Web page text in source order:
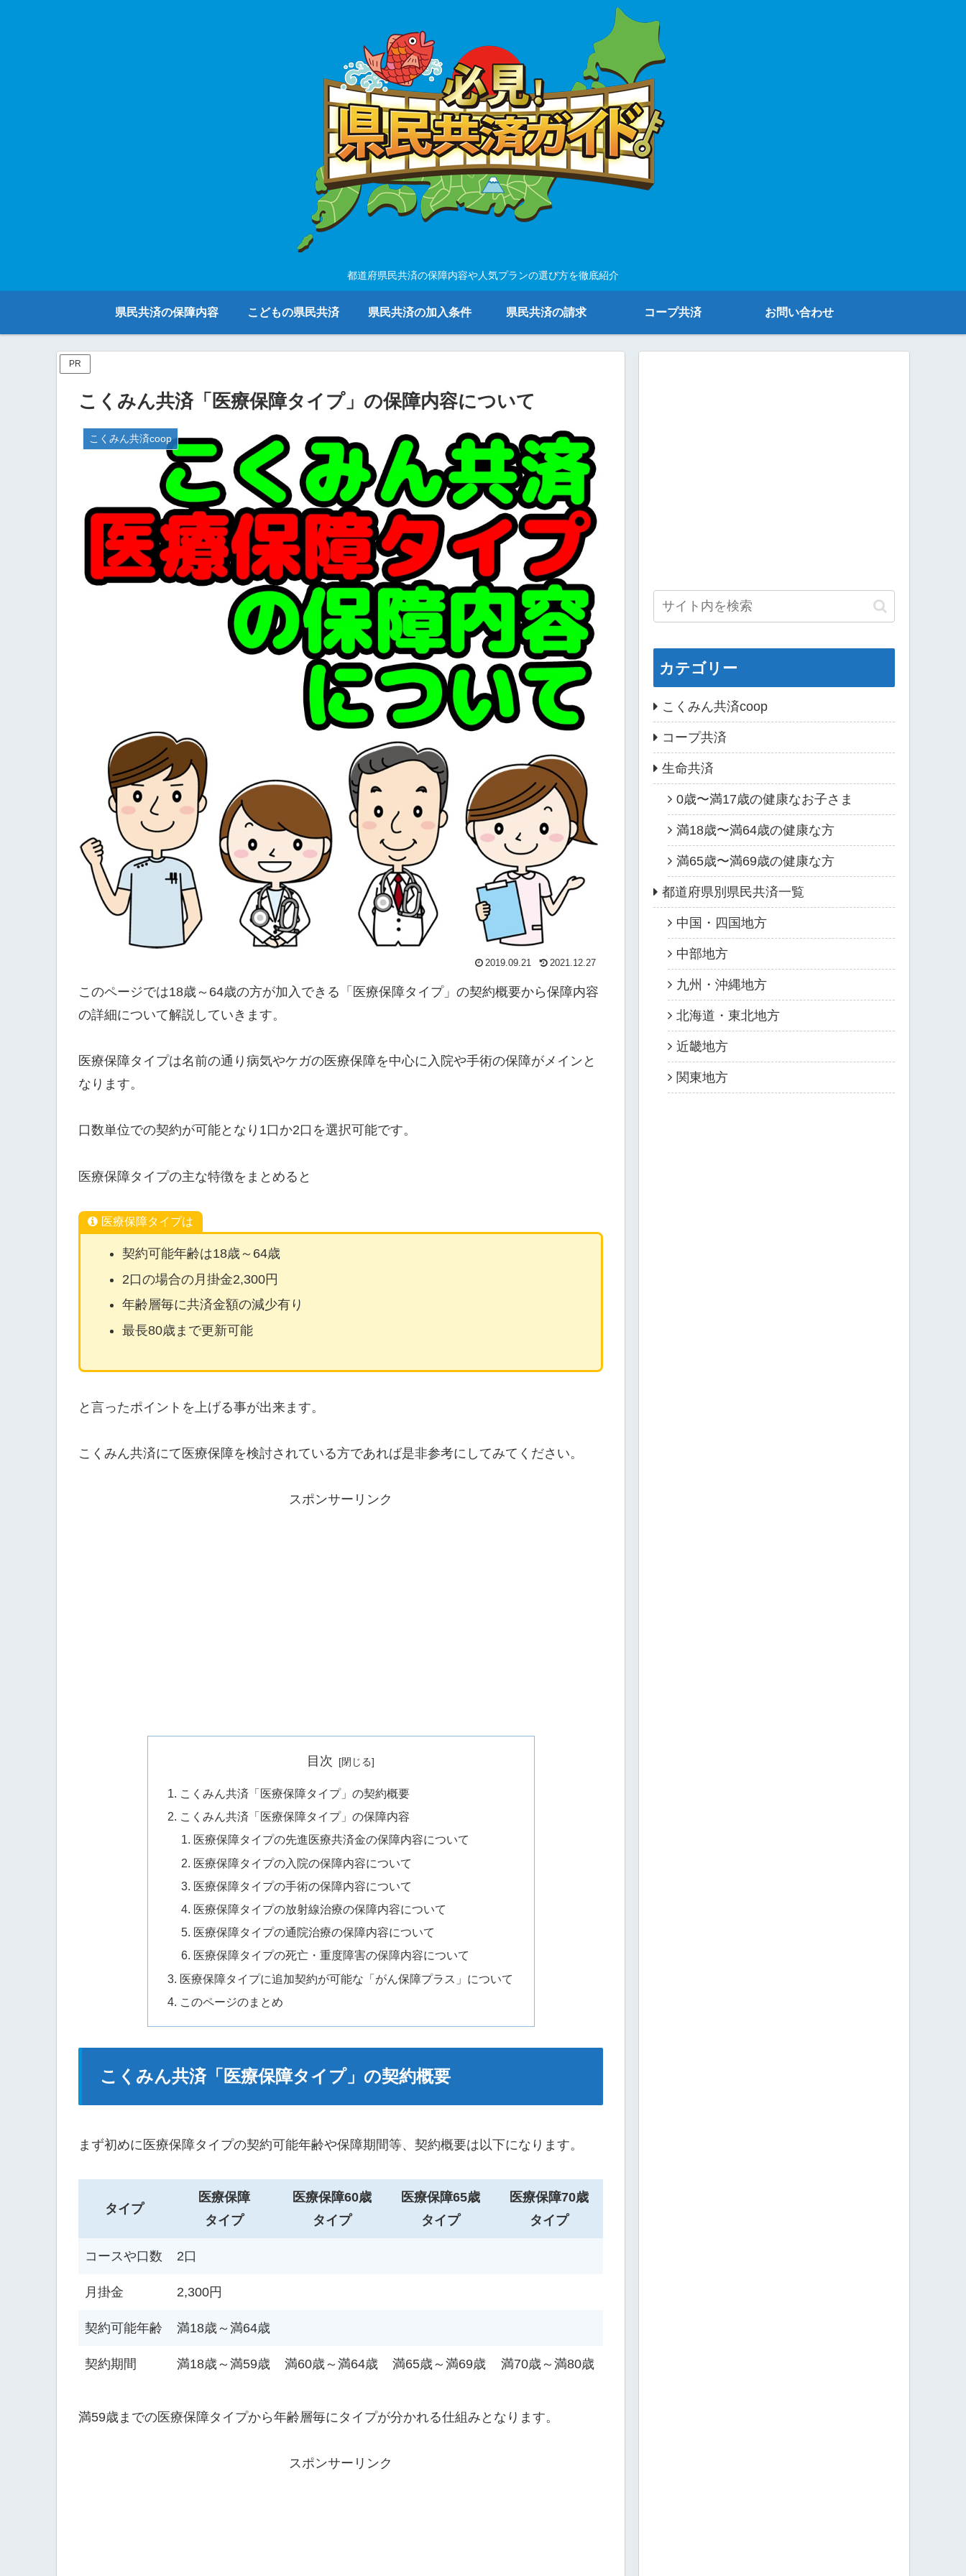
都道府県民共済の保障内容や人気プランの選び方を徹底紹介
県民共済の保障内容 こどもの県民共済 県民共済の加入条件 県民共済の請求 コープ共済 お問い合わせ
PR
こくみん共済「医療保障タイプ」の保障内容について
こくみん共済coop
2019.09.21 2021.12.27
このページでは18歳～64歳の方が加入できる「医療保障タイプ」の契約概要から保障内容
の詳細について解説していきます。
医療保障タイプは名前の通り病気やケガの医療保障を中心に入院や手術の保障がメインと
なります。
口数単位での契約が可能となり1口か2口を選択可能です。
医療保障タイプの主な特徴をまとめると
医療保障タイプは
契約可能年齢は18歳～64歳
2口の場合の月掛金2,300円
年齢層毎に共済金額の減少有り
最長80歳まで更新可能
と言ったポイントを上げる事が出来ます。
こくみん共済にて医療保障を検討されている方であれば是非参考にしてみてください。
スポンサーリンク
目次
こくみん共済「医療保障タイプ」の契約概要
こくみん共済「医療保障タイプ」の保障内容
医療保障タイプの先進医療共済金の保障内容について
医療保障タイプの入院の保障内容について
医療保障タイプの手術の保障内容について
医療保障タイプの放射線治療の保障内容について
医療保障タイプの通院治療の保障内容について
医療保障タイプの死亡・重度障害の保障内容について
医療保障タイプに追加契約が可能な「がん保障プラス」について
このページのまとめ
こくみん共済「医療保障タイプ」の契約概要
まず初めに医療保障タイプの契約可能年齢や保障期間等、契約概要は以下になります。
タイプ
医療保障
タイプ
医療保障60歳
タイプ
医療保障65歳
タイプ
医療保障70歳
タイプ
コースや口数 2口
月掛金 2,300円
契約可能年齢 満18歳～満64歳
契約期間 満18歳～満59歳 満60歳～満64歳 満65歳～満69歳 満70歳～満80歳
満59歳までの医療保障タイプから年齢層毎にタイプが分かれる仕組みとなります。
スポンサーリンク
カテゴリー
こくみん共済coop
コープ共済
生命共済
0歳〜満17歳の健康なお子さま
満18歳〜満64歳の健康な方
満65歳〜満69歳の健康な方
都道府県別県民共済一覧
中国・四国地方
中部地方
九州・沖縄地方
北海道・東北地方
近畿地方
関東地方